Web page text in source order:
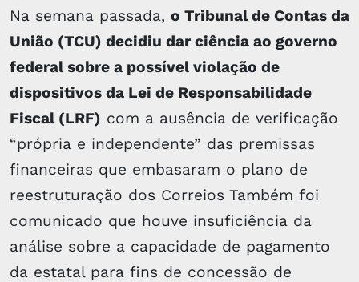
Na semana passada, o Tribunal de Contas da
União (TCU) decidiu dar ciência ao governo
federal sobre a possível violação de
dispositivos da Lei de Responsabilidade
Fiscal (LRF) com a ausência de verificação
“própria e independente” das premissas
financeiras que embasaram o plano de
reestruturação dos Correios Também foi
comunicado que houve insuficiência da
análise sobre a capacidade de pagamento
da estatal para fins de concessão de